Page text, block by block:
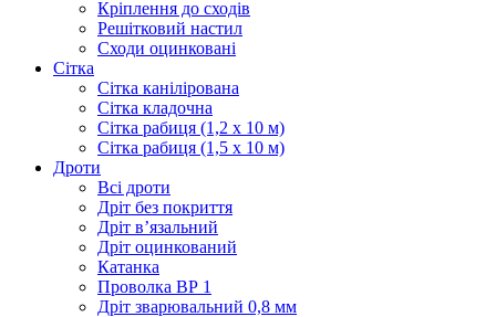
Кріплення до сходів
Решітковий настил
Сходи оцинковані
Сітка
Сітка канілірована
Сітка кладочна
Сітка рабиця (1,2 x 10 м)
Сітка рабиця (1,5 x 10 м)
Дроти
Всі дроти
Дріт без покриття
Дріт в’язальний
Дріт оцинкований
Катанка
Проволка ВР 1
Дріт зварювальний 0,8 мм